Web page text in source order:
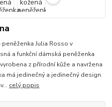
Julia Rosso v
a funkční dámská peněženka
z přírodní kůže a navržena
má jedinečný a jedinečný design.
celý popis